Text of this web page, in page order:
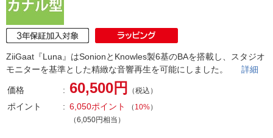
ZiiGaat『Luna』はSonionとKnowles製6基のBAを搭載し、スタジオ
モニターを基準とした精緻な音響再生を可能にしました。 詳細
価格 60,500円 （税込）
ポイント 6,050ポイント （ 10%）
（6,050円相当）